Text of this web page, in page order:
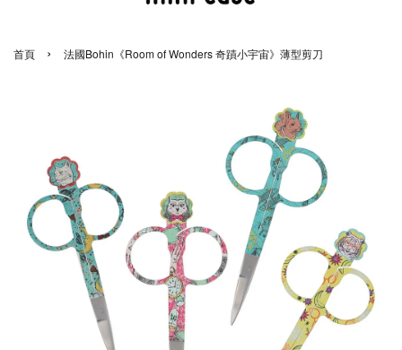
首頁 › 法國Bohin《Room of Wonders 奇蹟小宇宙》薄型剪刀